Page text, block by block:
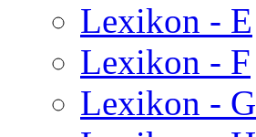
Lexikon - E
Lexikon - F
Lexikon - G